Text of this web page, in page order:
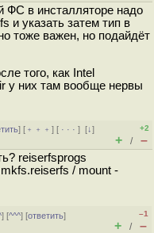
в инсталляторе надо
и указать затем тип в
тоже важен, но подайдёт
того, как Intel
у них там вообще нервы
] [ ﹢﹢﹢] [ · · ·][↓]
+2
+ / –
reiserfsprogs
/ mount -
] [^^^] [ответить]
–1
+ / –